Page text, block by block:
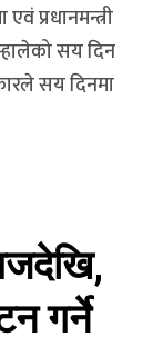
एवं प्रधानमन्त्री
सय दिन
सय दिनमा
गर्ने